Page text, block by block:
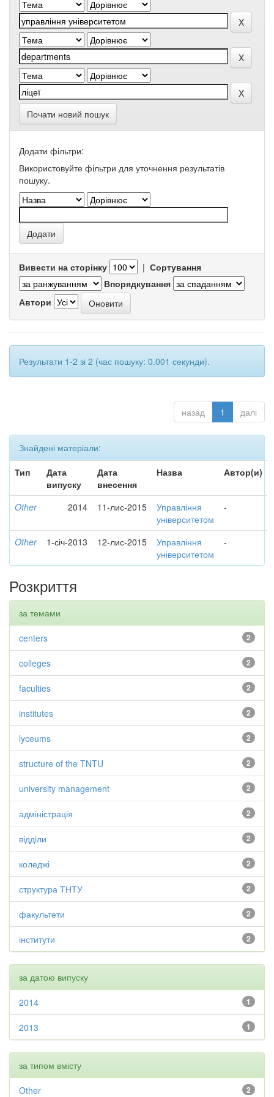
Почати новий пошук
Додати фільтри:
Використовуйте фільтри для уточнення результатів
пошуку.
Вивести на сторінку | Сортування
Впорядкування
Автори
Результати 1-2 зі 2 (час пошуку: 0.001 секунди).
назад 1 далі
Знайдені матеріали:
Тип
Дата
випуску
Дата
внесення
Назва Автор(и)
Other 2014 11-лис-2015
Управління
університетом
-
Other 1-січ-2013 12-лис-2015
Управління
університетом
-
Розкриття
за темами
2
centers
2
colleges
2
faculties
2
institutes
2
lyceums
2
structure of the TNTU
2
university management
2
адміністрація
2
відділи
2
коледжі
2
структура ТНТУ
2
факультети
2
інститути
за датою випуску
1
2014
1
2013
за типом вмісту
2
Other